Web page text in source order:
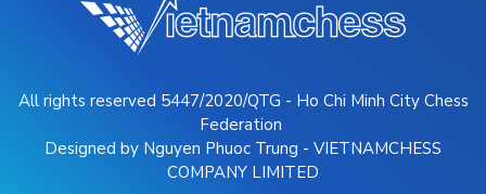
All rights reserved 5447/2020/QTG - Ho Chi Minh City Chess
Federation
Designed by Nguyen Phuoc Trung - VIETNAMCHESS
COMPANY LIMITED